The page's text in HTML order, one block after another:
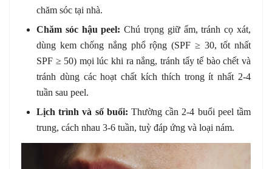
chăm sóc tại nhà.
Chăm sóc hậu peel: Chú trọng giữ ẩm, tránh cọ xát,
dùng kem chống nắng phổ rộng (SPF ≥ 30, tốt nhất
SPF ≥ 50) mọi lúc khi ra nắng, tránh tẩy tế bào chết và
tránh dùng các hoạt chất kích thích trong ít nhất 2-4
tuần sau peel.
Lịch trình và số buổi: Thường cần 2-4 buổi peel tầm
trung, cách nhau 3-6 tuần, tuỳ đáp ứng và loại nám.